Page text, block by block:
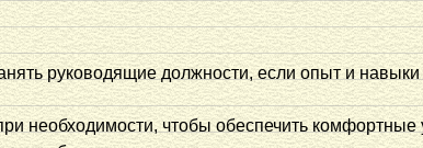
руководящие должности, если опыт и навыки
необходимости, чтобы обеспечить комфортные